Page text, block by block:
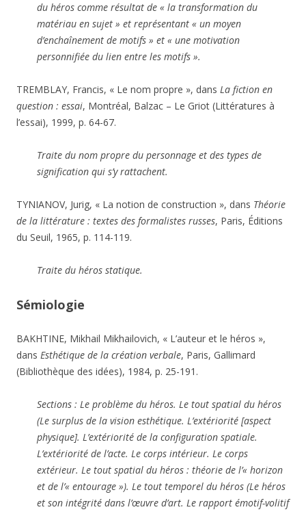
du héros comme résultat de « la transformation du
matériau en sujet » et représentant « un moyen
d’enchaînement de motifs » et « une motivation
personnifiée du lien entre les motifs ».
TREMBLAY, Francis, « Le nom propre », dans La fiction en
question : essai, Montréal, Balzac – Le Griot (Littératures à
l’essai), 1999, p. 64-67.
Traite du nom propre du personnage et des types de
signification qui s’y rattachent.
TYNIANOV, Jurig, « La notion de construction », dans Théorie
de la littérature : textes des formalistes russes, Paris, Éditions
du Seuil, 1965, p. 114-119.
Traite du héros statique.
Sémiologie
BAKHTINE, Mikhail Mikhailovich, « L’auteur et le héros »,
dans Esthétique de la création verbale, Paris, Gallimard
(Bibliothèque des idées), 1984, p. 25-191.
Sections : Le problème du héros. Le tout spatial du héros
(Le surplus de la vision esthétique. L’extériorité [aspect
physique]. L’extériorité de la configuration spatiale.
L’extériorité de l’acte. Le corps intérieur. Le corps
extérieur. Le tout spatial du héros : théorie de l’« horizon
et de l’« entourage »). Le tout temporel du héros (Le héros
et son intégrité dans l’œuvre d’art. Le rapport émotif-volitif